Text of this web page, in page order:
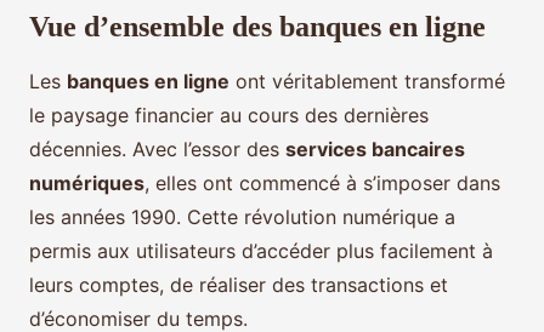
Vue d’ensemble des banques en ligne
Les banques en ligne ont véritablement transformé
le paysage financier au cours des dernières
décennies. Avec l’essor des services bancaires
numériques, elles ont commencé à s’imposer dans
les années 1990. Cette révolution numérique a
permis aux utilisateurs d’accéder plus facilement à
leurs comptes, de réaliser des transactions et
d’économiser du temps.